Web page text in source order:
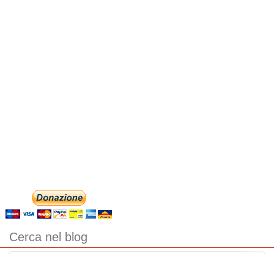
Cerca nel blog